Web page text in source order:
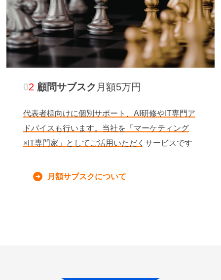
02 顧問サブスク 月額5万円
代表者様向けに個別サポート、AI研修やIT専門ア
ドバイスも行います。当社を「マーケティング
×IT専門家」としてご活用いただくサービスです
月額サブスクについて